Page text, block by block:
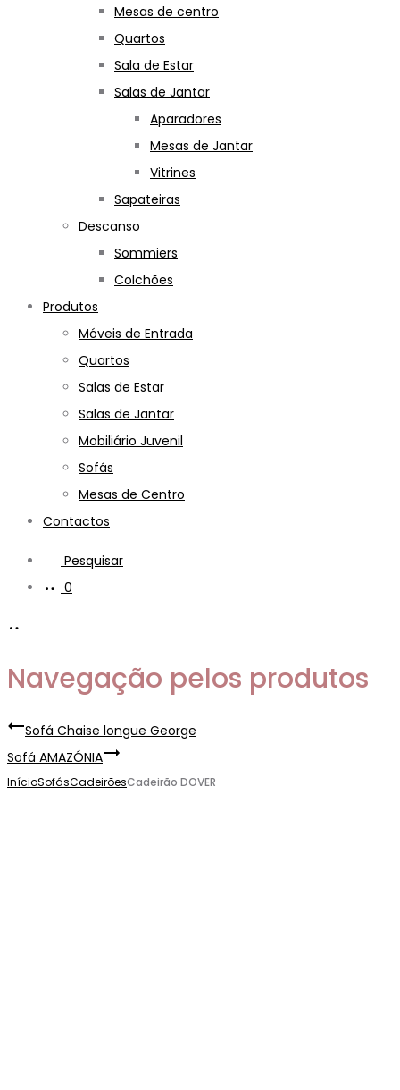
Mesas de centro
Quartos
Sala de Estar
Salas de Jantar
Aparadores
Mesas de Jantar
Vitrines
Sapateiras
Descanso
Sommiers
Colchões
Produtos
Móveis de Entrada
Quartos
Salas de Estar
Salas de Jantar
Mobiliário Juvenil
Sofás
Mesas de Centro
Contactos
Pesquisar
0
Navegação pelos produtos
Sofá Chaise longue George
Sofá AMAZÓNIA
InícioSofásCadeirõesCadeirão DOVER